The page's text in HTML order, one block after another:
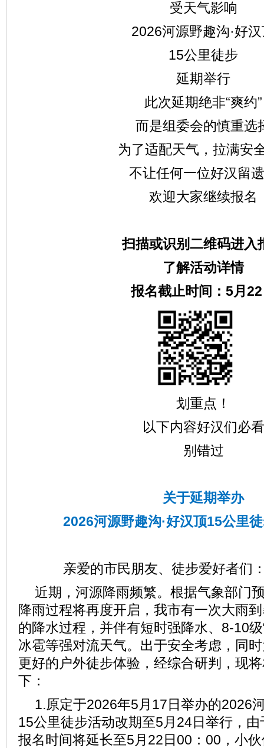
受天气影响
2026河源野趣沟·好
15公里徒步
延期举行
此次延期绝非“爽约”
而是组委会的慎重选
为了适配天气，拉满安
不让任何一位好汉留
欢迎大家继续报名
扫描或识别二维码进入
了解活动详情
报名截止时间：5月
划重点！
以下内容好汉们必看
别错过
关于延期举办
2026河源野趣沟·好汉顶15公里
亲爱的市民朋友、徒步爱好者们
近期，河源降雨频繁。根据气象部门
降雨过程将再度开启，我市有一次大雨
的降水过程，并伴有短时强降水、8-10
冰雹等强对流天气。出于安全考虑，同
更好的户外徒步体验，经综合研判，现
下：
1.原定于2026年5月17日举办的2026
15公里徒步活动改期至5月24日举行，
报名时间将延长至5月22日00：00，小